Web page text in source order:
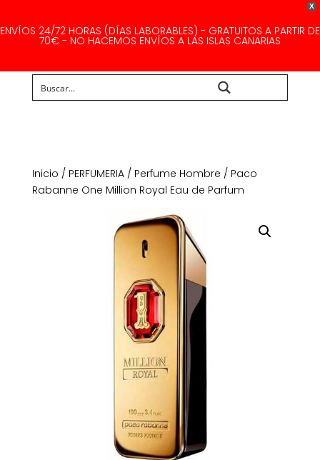
X
ENVÍOS 24/72 HORAS (DÍAS LABORABLES) - GRATUITOS A PARTIR DE
70€ - NO HACEMOS ENVÍOS A LAS ISLAS CANARIAS
Inicio / PERFUMERIA/ Perfume Hombre / Paco
Rabanne One Million Royal Eau de Parfum